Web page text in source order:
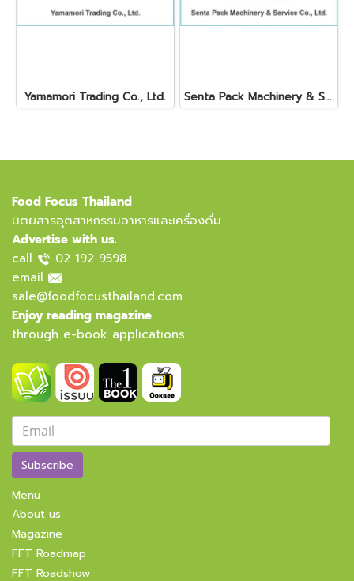
Yamamori Trading Co., Ltd. Senta Pack Machinery & Service Co., Ltd.
Food Focus Thailand
นิตยสารอุตสาหกรรมอาหารและเครื่องดื่ม
Advertise with us.
call
02 192 9598
email
sale@foodfocusthailand.com
Enjoy reading magazine
through e-book applications
Subscribe
Menu
About us
Magazine
FFT Roadmap
FFT Roadshow